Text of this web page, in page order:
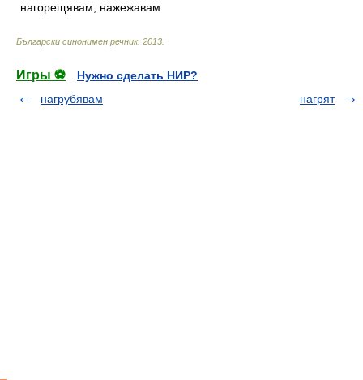
нагорещявам, нажежавам
Български синонимен речник. 2013
Игры ⚽
Нужно сделать НИР?
нагрубявам
нагрят